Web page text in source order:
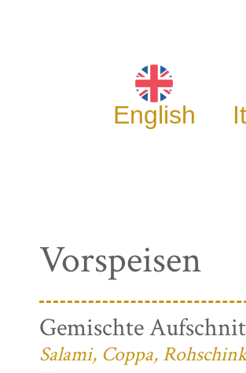
English
Vorspeisen
Gemischte
Salami, Coppa,